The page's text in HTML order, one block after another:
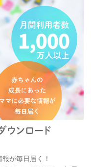
が毎日届く！